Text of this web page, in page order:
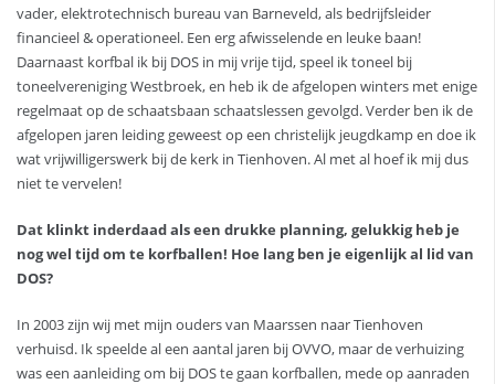
vader, elektrotechnisch bureau van Barneveld, als bedrijfsleider
financieel & operationeel. Een erg afwisselende en leuke baan!
Daarnaast korfbal ik bij DOS in mij vrije tijd, speel ik toneel bij
toneelvereniging Westbroek, en heb ik de afgelopen winters met enige
regelmaat op de schaatsbaan schaatslessen gevolgd. Verder ben ik de
afgelopen jaren leiding geweest op een christelijk jeugdkamp en doe ik
wat vrijwilligerswerk bij de kerk in Tienhoven. Al met al hoef ik mij dus
niet te vervelen!
Dat klinkt inderdaad als een drukke planning, gelukkig heb je
nog wel tijd om te korfballen! Hoe lang ben je eigenlijk al lid van
DOS?
In 2003 zijn wij met mijn ouders van Maarssen naar Tienhoven
verhuisd. Ik speelde al een aantal jaren bij OVVO, maar de verhuizing
was een aanleiding om bij DOS te gaan korfballen, mede op aanraden